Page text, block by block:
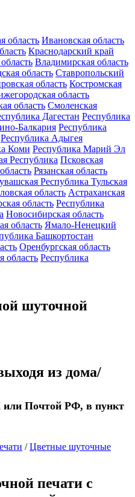
область Ивановская область
Краснодарский край
Владимирская область
область Ставропольский
область Костромская
область
область Смоленская
Дагестан Республика
Балкария Республика
Республика Адыгея
Коми Республика Марий Эл
Республика Псковская
Рязанская область
Республика Тульская
область Астраханская
область Республика
Новосибирская область
область Ямало-Ненецкий
Башкортостан
Оренбургская область
область Республика
шуточной
из дома/
Почтой РФ, в пункт
/Цветные шуточные
печати с